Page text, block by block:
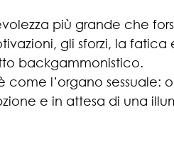
più grande che
gli sforzi, la fatica
backgammonistico.
l’organo sessuale:
e in attesa di una